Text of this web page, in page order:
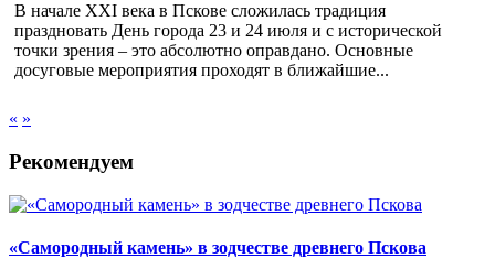
В начале XXI века в Пскове сложилась традиция
праздновать День города 23 и 24 июля и с исторической
точки зрения – это абсолютно оправдано. Основные
досуговые мероприятия проходят в ближайшие...
« »
Рекомендуем
«Самородный камень» в зодчестве древнего Пскова